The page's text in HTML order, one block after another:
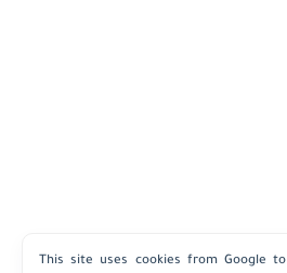
This site uses cookies from Google to